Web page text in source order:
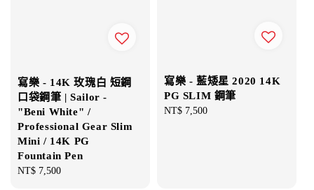
寫樂 - 14K 玫瑰白 短鋼
口袋鋼筆 | Sailor -
"Beni White" /
Professional Gear Slim
Mini / 14K PG
Fountain Pen
Regular
NT$ 7,500
寫樂 - 藍矮星 2020 14K
PG SLIM 鋼筆
Regular
NT$ 7,500